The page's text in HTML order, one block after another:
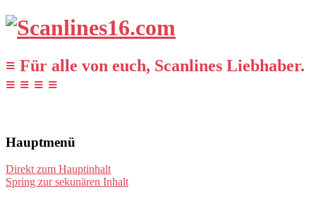
≡ Für alle von euch, Scanlines Liebhaber.
≡ ≡ ≡ ≡
Hauptmenü
Direkt zum Hauptinhalt
Spring zur sekunären Inhalt